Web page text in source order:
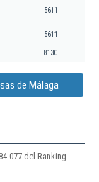
5611
5611
8130
de Málaga
del Ranking